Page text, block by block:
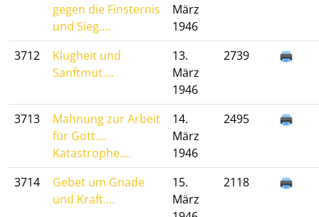
gegen die Finsternis
und Sieg....
März
1946
3712
Klugheit und
Sanftmut....
13.
März
1946
2739
3713
Mahnung zur Arbeit
für Gott....
Katastrophe....
14.
März
1946
2495
3714
Gebet um Gnade
und Kraft....
15.
März
2118